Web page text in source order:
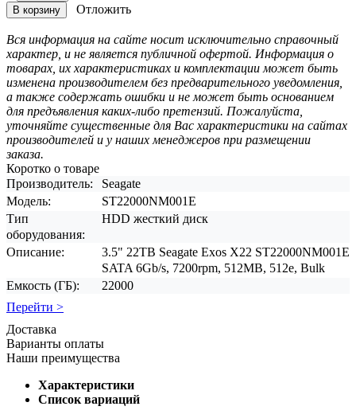
В корзину Отложить
Вся информация на сайте носит исключительно справочный
характер, и не является публичной офертой. Информация о
товарах, их характеристиках и комплектации может быть
изменена производителем без предварительного уведомления,
а также содержать ошибки и не может быть основанием
для предъявления каких-либо претензий. Пожалуйста,
уточняйте существенные для Вас характеристики на сайтах
производителей и у наших менеджеров при размещении
заказа.
Коротко о товаре
Производитель:
Seagate
Модель:
ST22000NM001E
Тип
оборудования:
HDD жесткий диск
Описание:
3.5" 22TB Seagate Exos X22 ST22000NM001E
SATA 6Gb/s, 7200rpm, 512MB, 512e, Bulk
Емкость (ГБ):
22000
Перейти >
Доставка
Варианты оплаты
Наши преимущества
Характеристики
Список вариаций